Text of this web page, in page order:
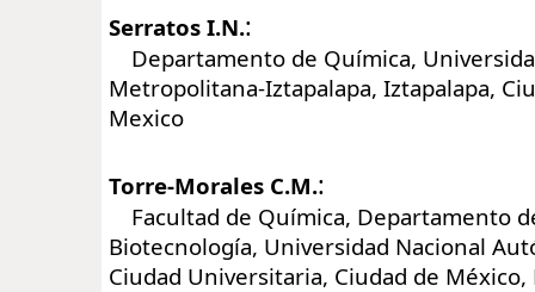
Serratos I.N.:
Departamento de Química,
Metropolitana-Iztapalapa, Iztapalapa,
Mexico
Torre-Morales C.M.:
Facultad de Química, Departamento
Biotecnología, Universidad Nacional
Ciudad Universitaria, Ciudad de México,